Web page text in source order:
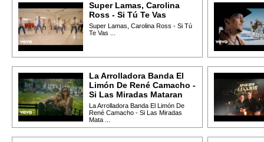
Super Lamas, Carolina
Ross - Si Tú Te Vas
Super Lamas, Carolina Ross - Si Tú
Te Vas ...
La Arrolladora Banda El
Limón De René Camacho -
Si Las Miradas Mataran
La Arrolladora Banda El Limón De
René Camacho - Si Las Miradas
Mata ...